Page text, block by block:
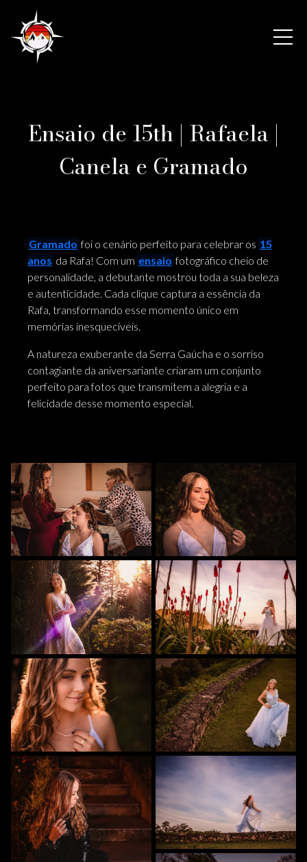
Ensaio de 15th | Rafaela |
Canela e Gramado
Gramado foi o cenário perfeito para celebrar os 15
anos da Rafa! Com um ensaio fotográfico cheio de
personalidade, a debutante mostrou toda a sua beleza
e autenticidade. Cada clique captura a essência da
Rafa, transformando esse momento único em
memórias inesquecíveis.
A natureza exuberante da Serra Gaúcha e o sorriso
contagiante da aniversariante criaram um conjunto
perfeito para fotos que transmitem a alegria e a
felicidade desse momento especial.